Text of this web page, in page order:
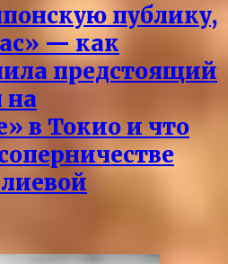
публику,
— как
предстоящий
на
в Токио и что